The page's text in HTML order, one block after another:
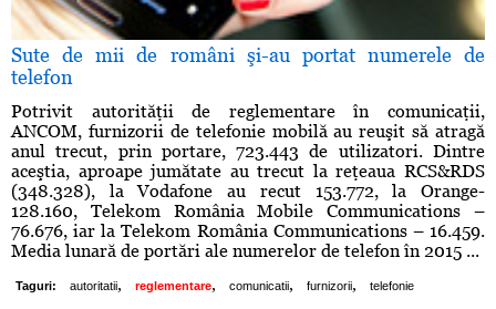
Sute de mii de români şi-au portat numerele de
telefon
Potrivit autorităţii de reglementare în comunicaţii,
ANCOM, furnizorii de telefonie mobilă au reuşit să atragă
anul trecut, prin portare, 723.443 de utilizatori. Dintre
aceştia, aproape jumătate au trecut la reţeaua RCS&RDS
(348.328), la Vodafone au recut 153.772, la Orange-
128.160, Telekom România Mobile Communications –
76.676, iar la Telekom România Communications – 16.459.
Media lunară de portări ale numerelor de telefon în 2015 ...
Taguri: autoritatii, reglementare, comunicatii, furnizorii, telefonie